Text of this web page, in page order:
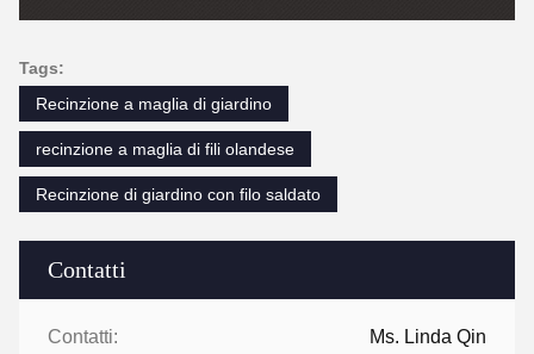
Contatti
Contatti: Ms. Linda Qin
Tags:
Recinzione a maglia di giardino
recinzione a maglia di fili olandese
Recinzione di giardino con filo saldato